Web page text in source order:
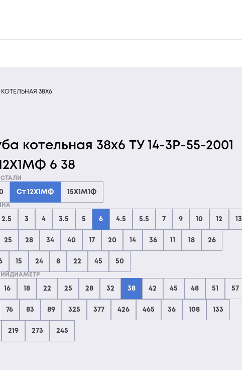
КОТЕЛЬНАЯ 38Х6
котельная 38х6 ТУ 14-3Р-55-2001
6 38
Ст 12Х1МФ 15Х1М1Ф
2.5 3 4 3.5 5 6 4.5 5.5 7 9 10 12 13
25 28 34 40 17 20 14 36 11 18 26
15 24 8 22 45 50
16 18 22 25 28 32 38 42 45 48 51 57
76 83 89 325 377 426 465 36 108 133
219 273 245